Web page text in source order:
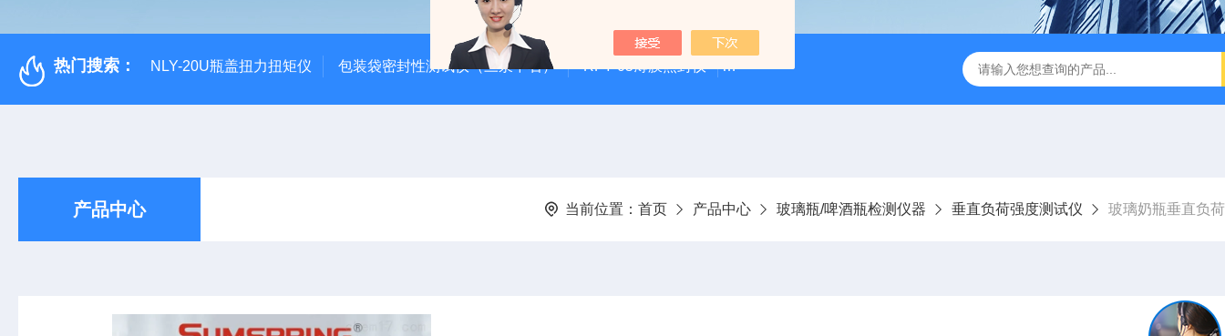
热门搜索： NLY-20U瓶盖扭力扭矩仪 包装袋密封性测试仪（三泉中石） RFY-05薄膜热封仪 安瓿瓶折断力测试仪YBB00332002 金属箔片摆锤冲击测定仪
产品中心 当前位置： 首页 产品中心 玻璃瓶/啤酒瓶检测仪器 垂直负荷强度测试仪 玻璃奶瓶垂直负